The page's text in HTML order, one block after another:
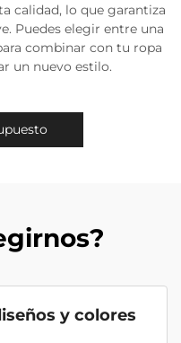
calidad, lo que garantiza
Puedes elegir entre una
combinar con tu ropa
un nuevo estilo.
y colores